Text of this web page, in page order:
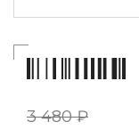
3 480 ₽